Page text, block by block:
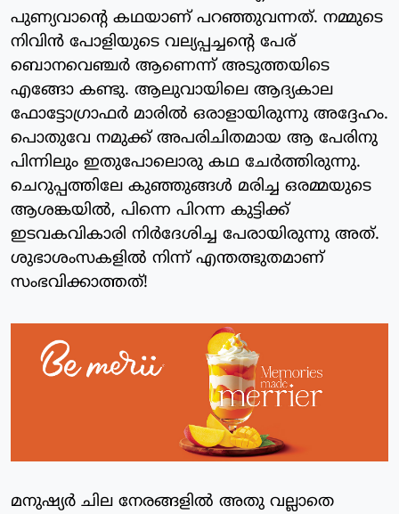
പുണ്യവാന്റെ കഥയാണ് പറഞ്ഞുവന്നത്. നമ്മുടെ
നിവിൻ പോളിയുടെ വല്യപ്പച്ചന്റെ പേര്
ബൊനവെഞ്ചർ ആണെന്ന് അടുത്തയിടെ
എങ്ങോ കണ്ടു. ആലുവായിലെ ആദ്യകാല
ഫോട്ടോഗ്രാഫർ മാരിൽ ഒരാളായിരുന്നു അദ്ദേഹം.
പൊതുവേ നമുക്ക് അപരിചിതമായ ആ പേരിനു
പിന്നിലും ഇതുപോലൊരു കഥ ചേർത്തിരുന്നു.
ചെറുപ്പത്തിലേ കുഞ്ഞുങ്ങൾ മരിച്ച ഒരമ്മയുടെ
ആശങ്കയിൽ, പിന്നെ പിറന്ന കുട്ടിക്ക്
ഇടവകവികാരി നിർദേശിച്ച പേരായിരുന്നു അത്.
ശുഭാശംസകളിൽ നിന്ന് എന്തത്ഭുതമാണ്
സംഭവിക്കാത്തത്!
മനുഷ്യർ ചില നേരങ്ങളിൽ അതു വല്ലാതെ